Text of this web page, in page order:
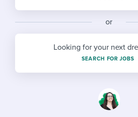
Ensuring
Finding and
Candidate/
Step-by-step
HR terms
Career
Overall career
or
Looking for your next
SEARCH FOR JOBS